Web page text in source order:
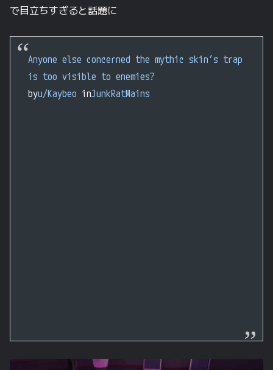
で目立ちすぎると話題に
Anyone else concerned the mythic skin’s trap
is too visible to enemies?
byu/Kaybeo inJunkRatMains